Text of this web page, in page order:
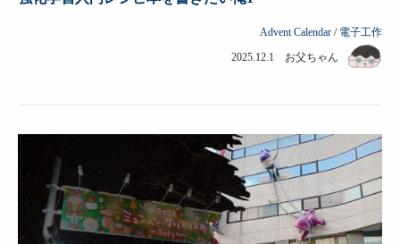
Advent Calendar / 電子工作
2025.12.1 お父ちゃん